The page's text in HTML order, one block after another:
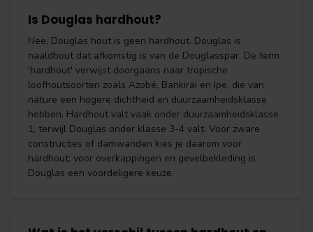
Is Douglas hardhout?
Nee, Douglas hout is geen hardhout. Douglas is
naaldhout dat afkomstig is van de Douglasspar. De term
'hardhout' verwijst doorgaans naar tropische
loofhoutsoorten zoals Azobé, Bankirai en Ipe, die van
nature een hogere dichtheid en duurzaamheidsklasse
hebben. Hardhout valt vaak onder duurzaamheidsklasse
1, terwijl Douglas onder klasse 3-4 valt. Voor zware
constructies of damwanden kies je daarom voor
hardhout; voor overkappingen en gevelbekleding is
Douglas een voordeligere keuze.